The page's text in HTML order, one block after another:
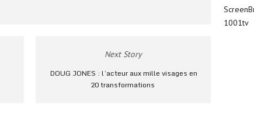
Next Story
DOUG JONES : l’acteur aux mille visages en
20 transformations
1001tv